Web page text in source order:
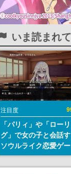
いま読まれ
注目度
「パリィ」や「ロー
グ」で女の子と会話
ソウルライク恋愛ゲ
『小早川さんはソウ
イク』無料公開。返